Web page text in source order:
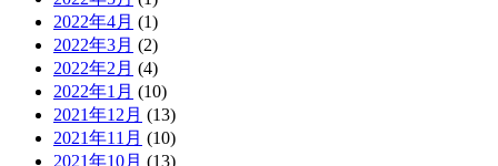
2022年4月 (1)
2022年3月 (2)
2022年2月 (4)
2022年1月 (10)
2021年12月 (13)
2021年11月 (10)
2021年10月 (13)